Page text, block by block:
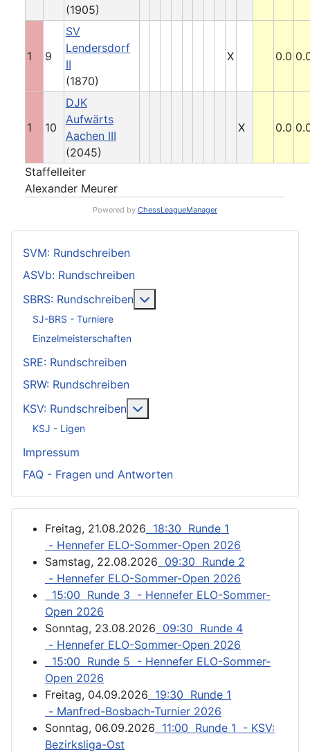
(1905)
1 9
SV
Lendersdorf
II
(1870)
X 0.0
1 10
DJK
Aufwärts
Aachen III
(2045)
X 0.0
Staffelleiter
Alexander Meurer
Powered by ChessLeagueManager
SVM: Rundschreiben
ASVb: Rundschreiben
SBRS: Rundschreiben
SJ-BRS - Turniere
Einzelmeisterschaften
SRE: Rundschreiben
SRW: Rundschreiben
KSV: Rundschreiben
KSJ - Ligen
Impressum
FAQ - Fragen und Antworten
Freitag, 21.08.2026 18:30 Runde 1
- Hennefer ELO-Sommer-Open 2026
Samstag, 22.08.2026 09:30 Runde 2
- Hennefer ELO-Sommer-Open 2026
15:00 Runde 3 - Hennefer ELO-Sommer-
Open 2026
Sonntag, 23.08.2026 09:30 Runde 4
- Hennefer ELO-Sommer-Open 2026
15:00 Runde 5 - Hennefer ELO-Sommer-
Open 2026
Freitag, 04.09.2026 19:30 Runde 1
- Manfred-Bosbach-Turnier 2026
Sonntag, 06.09.2026 11:00 Runde 1 - KSV:
Bezirksliga-Ost